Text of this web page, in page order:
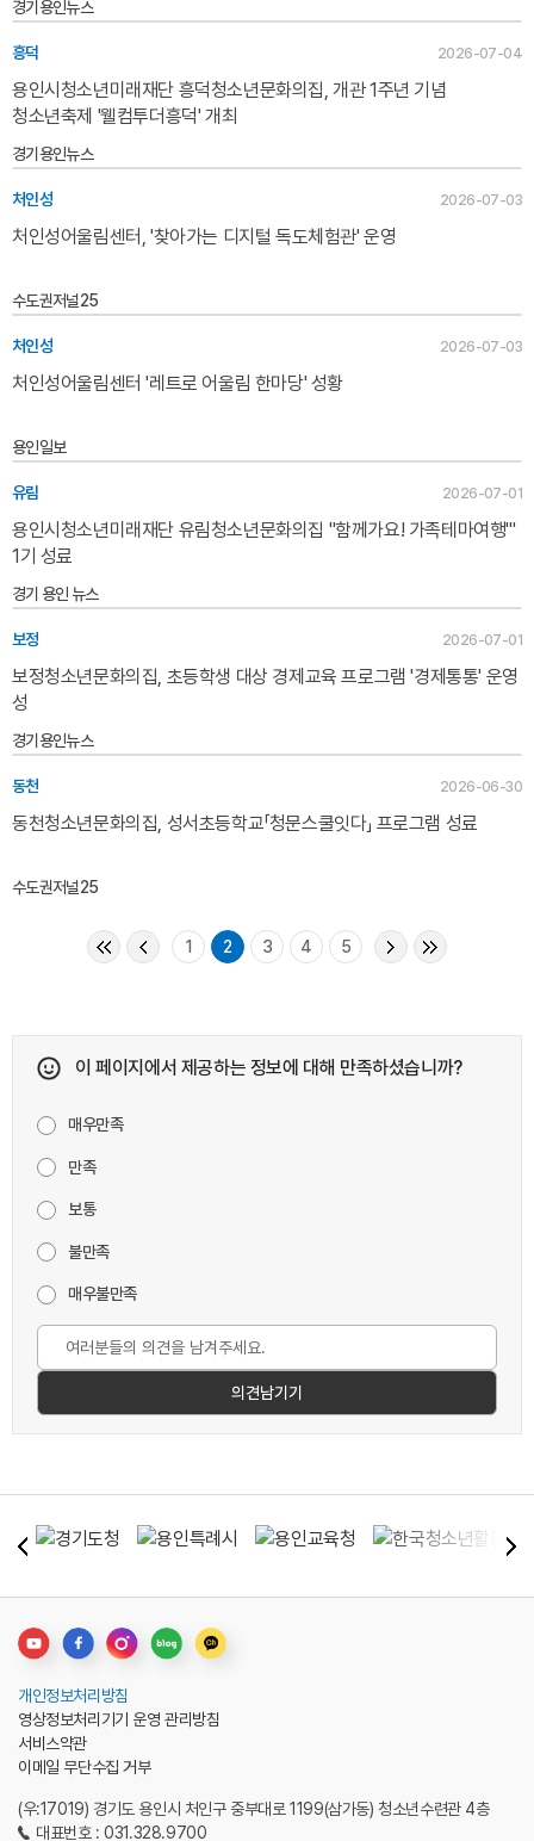
경기용인뉴스
흥덕 2026-07-04
용인시청소년미래재단 흥덕청소년문화의집, 개관 1주년 기념
청소년축제 '웰컴투더흥덕' 개최
경기용인뉴스
처인성 2026-07-03
처인성어울림센터, '찾아가는 디지털 독도체험관' 운영
수도권저널25
처인성 2026-07-03
처인성어울림센터 '레트로 어울림 한마당' 성황
용인일보
유림 2026-07-01
용인시청소년미래재단 유림청소년문화의집 "함께가요! 가족테마여행'"
1기 성료
경기 용인 뉴스
보정 2026-07-01
보정청소년문화의집, 초등학생 대상 경제교육 프로그램 '경제통통' 운영
성
경기용인뉴스
동천 2026-06-30
동천청소년문화의집, 성서초등학교「청문스쿨잇다」 프로그램 성료
수도권저널25
1 2 3 4 5
이 페이지에서 제공하는 정보에 대해 만족하셨습니까?
매우만족
만족
보통
불만족
매우불만족
(우:17019) 경기도 용인시 처인구 중부대로 1199(삼가동) 청소년수련관 4층
대표번호 : 031.328.9700
개인정보처리방침
영상정보처리기기 운영 관리방침
서비스약관
이메일 무단수집 거부